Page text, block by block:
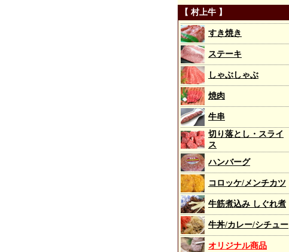
【 村上牛 】
すき焼き
ステーキ
しゃぶしゃぶ
焼肉
牛串
切り落とし・スライ
ス
ハンバーグ
コロッケ/メンチカツ
牛筋煮込み しぐれ煮
牛丼/カレー/シチュー
オリジナル商品